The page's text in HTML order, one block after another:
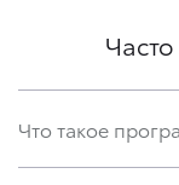
Что такое